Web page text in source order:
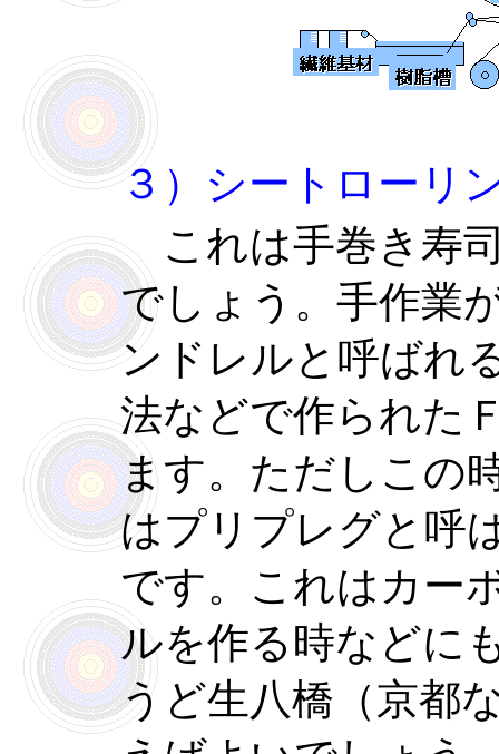
３）シートローリ
これは手巻き寿
でしょう。手作業
ンドレルと呼ばれ
法などで作られた
ます。ただしこの
はプリプレグと呼
です。これはカー
ルを作る時などに
うど生八橋（京都